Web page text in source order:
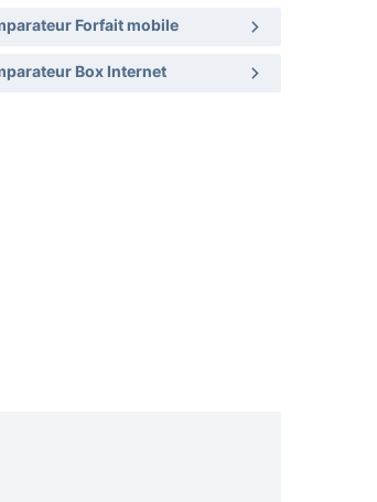
Forfait mobile
Box Internet